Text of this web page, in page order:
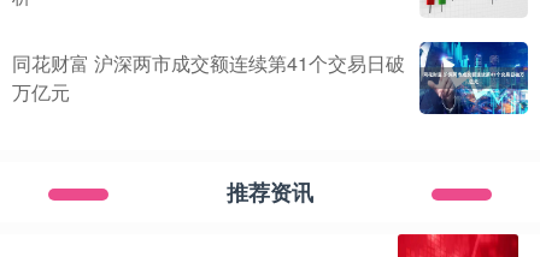
同花财富 沪深两市成交额连续第41个交易日破
万亿元
推荐资讯